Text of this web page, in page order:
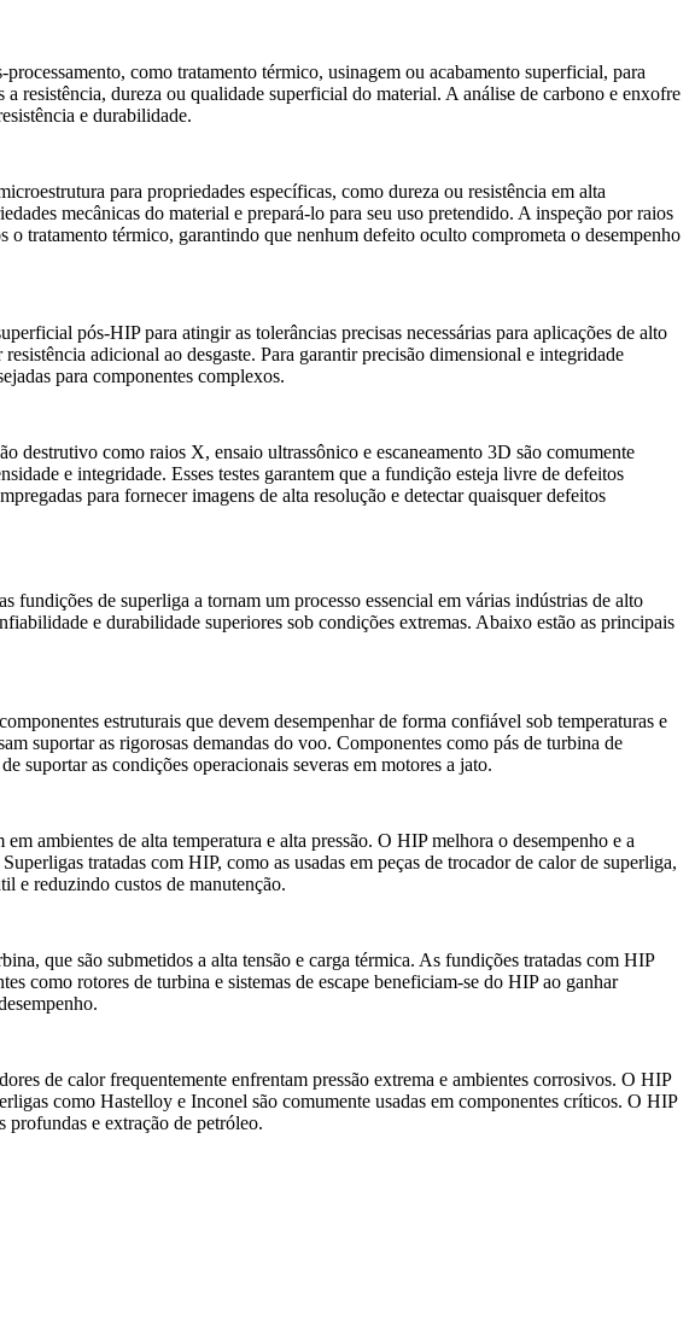
como tratamento térmico, usinagem ou acabamento superficial, para
resistência, dureza ou qualidade superficial do material. A análise de carbono e enxofre
e durabilidade.
para propriedades específicas, como dureza ou resistência em alta
mecânicas do material e prepará-lo para seu uso pretendido. A inspeção por raios
tratamento térmico, garantindo que nenhum defeito oculto comprometa o desempenho
pós-HIP para atingir as tolerâncias precisas necessárias para aplicações de alto
adicional ao desgaste. Para garantirprecisão dimensional e integridade
para componentes complexos.
destrutivo como raios X, ensaio ultrassônico e escaneamento 3D são comumente
e integridade. Esses testes garantem que a fundição esteja livre de defeitos
para fornecer imagens de alta resolução e detectar quaisquer defeitos
fundições de superliga a tornam um processo essencial em várias indústrias de alto
e durabilidade superiores sob condições extremas. Abaixo estão as principais
estruturais que devem desempenhar de forma confiável sob temperaturas e
suportar as rigorosas demandas do voo. Componentes como pás de turbina de
suportar as condições operacionais severas em motores a jato.
ambientes de alta temperatura e alta pressão. O HIP melhora o desempenho e a
tratadas com HIP, como as usadas em peças de trocador de calor de superliga,
e reduzindo custos de manutenção.
que são submetidos a alta tensão e carga térmica. As fundições tratadas com HIP
como rotores de turbina e sistemas de escape beneficiam-se do HIP ao ganhar
de calor frequentemente enfrentam pressão extrema e ambientes corrosivos. O HIP
como Hastelloy e Inconel são comumente usadas em componentes críticos. O HIP
profundas e extração de petróleo.